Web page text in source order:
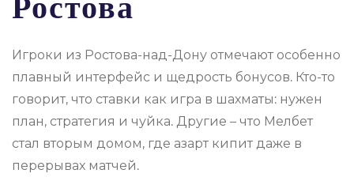
Игроки из Ростова-над-Дону отмечают особенно
плавный интерфейс и щедрость бонусов. Кто-то
говорит, что ставки как игра в шахматы: нужен
план, стратегия и чуйка. Другие – что Мелбет
стал вторым домом, где азарт кипит даже в
перерывах матчей.